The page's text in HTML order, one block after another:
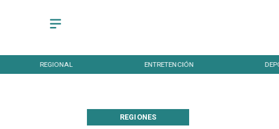
REGIONAL ENTRETENCIÓN
REGIONES